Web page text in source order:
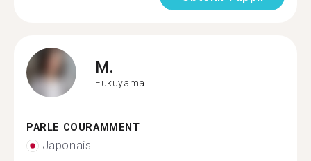
M.
Fukuyama
PARLE COURAMMENT
Japonais